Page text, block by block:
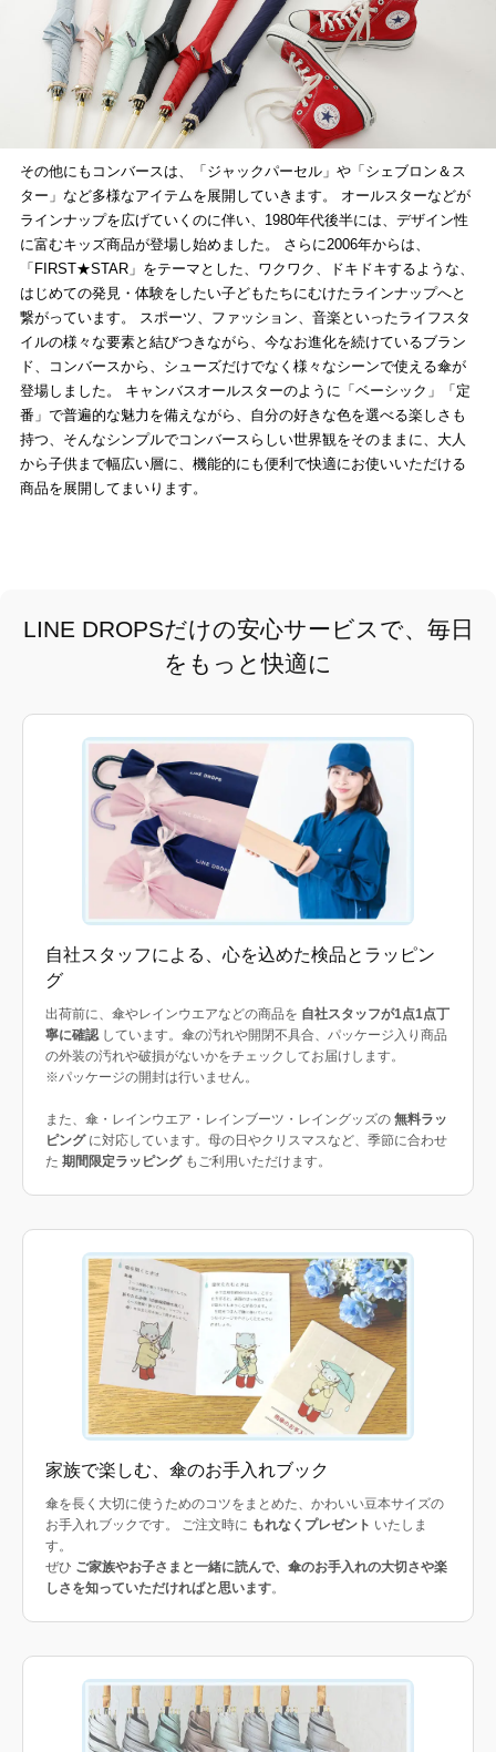
その他にもコンバースは、「ジャックパーセル」や「シェブロン＆ス
ター」など多様なアイテムを展開していきます。 オールスターなどが
ラインナップを広げていくのに伴い、1980年代後半には、デザイン性
に富むキッズ商品が登場し始めました。 さらに2006年からは、
「FIRST★STAR」をテーマとした、ワクワク、ドキドキするような、
はじめての発見・体験をしたい子どもたちにむけたラインナップへと
繋がっています。 スポーツ、ファッション、音楽といったライフスタ
イルの様々な要素と結びつきながら、今なお進化を続けているブラン
ド、コンバースから、シューズだけでなく様々なシーンで使える傘が
登場しました。 キャンバスオールスターのように「ベーシック」「定
番」で普遍的な魅力を備えながら、自分の好きな色を選べる楽しさも
持つ、そんなシンプルでコンバースらしい世界観をそのままに、大人
から子供まで幅広い層に、機能的にも便利で快適にお使いいただける
商品を展開してまいります。
LINE DROPSだけの安心サービスで、毎日
をもっと快適に
自社スタッフによる、心を込めた検品とラッピン
グ
出荷前に、傘やレインウエアなどの商品を 自社スタッフが1点1点丁
寧に確認しています。傘の汚れや開閉不具合、パッケージ入り商品
の外装の汚れや破損がないかをチェックしてお届けします。
※パッケージの開封は行いません。
また、傘・レインウエア・レインブーツ・レイングッズの 無料ラッ
ピングに対応しています。母の日やクリスマスなど、季節に合わせ
た 期間限定ラッピングもご利用いただけます。
家族で楽しむ、傘のお手入れブック
傘を長く大切に使うためのコツをまとめた、かわいい豆本サイズの
お手入れブックです。 ご注文時に もれなくプレゼント いたしま
す。
ぜひ ご家族やお子さまと一緒に読んで、傘のお手入れの大切さや楽
しさを知っていただければと思います。